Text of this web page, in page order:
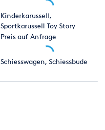
Kinderkarussell,
Sportkarussell Toy Story
Preis auf Anfrage
Schiesswagen, Schiessbude